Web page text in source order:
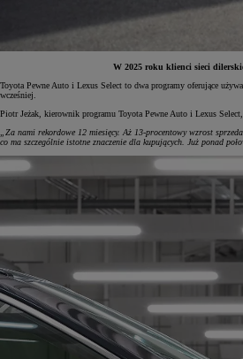
Yaris Cross
HYBRID
W 2025 roku klienci sieci
Toyota Pewne Auto i Lexus Select to dwa programy oferujące
wcześniej.
Piotr Jeżak, kierownik programu Toyota Pewne Auto i Lexus
„Za nami rekordowe 12 miesięcy. Aż 13-procentowy wzrost
co ma szczególnie istotne znaczenie dla kupujących. Już ponad